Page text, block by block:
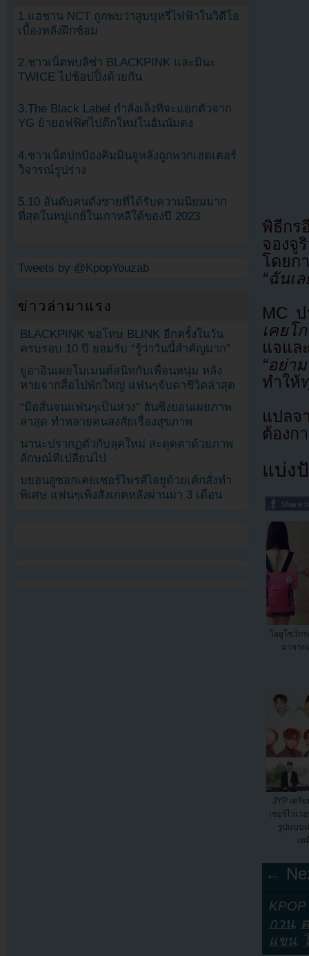
พิธีกร
จอง
โดยก
“ฉันเ
MC
เคยโ
แจแล
“อย่า
ทำให้
แปล
ต้องก
แบ่ง
ไอยูโชว์กร
มาจา
JYP เตรี
เซอร์ไวเ
รูปแบบ
เห
←
กวน,
แขน,
1.แฮชาน NCT ถูกพบว่าสูบบุหรี่ไฟฟ้าในวิดีโอ
เบื้องหลังฝึกซ้อม
2.ชาวเน็ตพบลิซ่า BLACKPINK และมินะ
TWICE ไปช้อปปิ้งด้วยกัน
3.The Black Label กำลังเล็งที่จะแยกตัวจาก
YG ย้ายอฟฟิศไปตึกใหม่ในฮันนัมดง
4.ชาวเน็ตปกป้องคิมมินจูหลังถูกพวกเฮดเตอร์
วิจารณ์รูปร่าง
5.10 อันดับคนดังชายที่ได้รับความนิยมมาก
ที่สุดในหมู่เกย์ในเกาหลีใต้ของปี 2023
Tweets by @KpopYouzab
ข่าวล่ามาแรง
BLACKPINK ขอโทษ BLINK อีกครั้งในวัน
ครบรอบ 10 ปี ยอมรับ “รู้ว่าวันนี้สำคัญมาก”
ยูอาอินเผยโมเมนต์สนิทกับเพื่อนหนุ่ม หลัง
หายจากสื่อไปพักใหญ่ แฟนๆจับตาชีวิตล่าสุด
“มือสั่นจนแฟนๆเป็นห่วง” ฮันซึงยอนเผยภาพ
ล่าสุด ทำหลายคนสงสัยเรื่องสุขภาพ
นานะปรากฏตัวกับลุคใหม่ สะดุดตาด้วยภาพ
ลักษณ์ที่เปลี่ยนไป
บยอนอูซอกเคยเซอร์ไพรส์ไอยูด้วยเค้กสั่งทำ
พิเศษ แฟนๆเพิ่งสังเกตหลังผ่านมา 3 เดือน